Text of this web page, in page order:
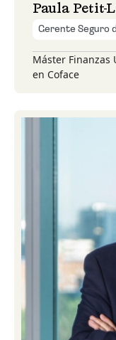
Paula Petit-
Gerente Seguro
Máster Finanzas
en Coface